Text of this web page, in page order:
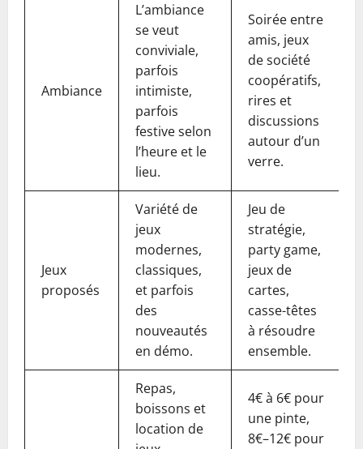
Ambiance
L’ambiance
se veut
conviviale,
parfois
intimiste,
parfois
festive selon
l’heure et le
lieu.
Soirée entre
amis, jeux
de société
coopératifs,
rires et
discussions
autour d’un
verre.
Jeux
proposés
Variété de
jeux
modernes,
classiques,
et parfois
des
nouveautés
en démo.
Jeu de
stratégie,
party game,
jeux de
cartes,
casse-têtes
à résoudre
ensemble.
Repas,
boissons et
location de
4€ à 6€ pour
une pinte,
8€–12€ pour